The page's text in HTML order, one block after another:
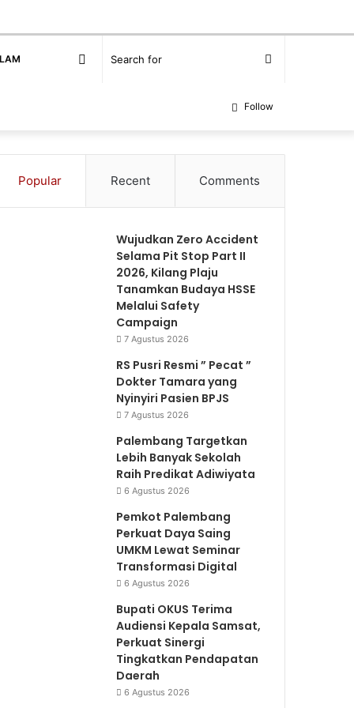
for
Random
Follow
Popular Recent Comments
Wujudkan Zero Accident
Selama Pit Stop Part II
2026, Kilang Plaju
Tanamkan Budaya HSSE
Melalui Safety
Campaign
7 Agustus 2026
RS Pusri Resmi ” Pecat ”
Dokter Tamara yang
Nyinyiri Pasien BPJS
7 Agustus 2026
Palembang Targetkan
Lebih Banyak Sekolah
Raih Predikat Adiwiyata
6 Agustus 2026
Pemkot Palembang
Perkuat Daya Saing
UMKM Lewat Seminar
Transformasi Digital
6 Agustus 2026
Bupati OKUS Terima
Audiensi Kepala Samsat,
Perkuat Sinergi
Tingkatkan Pendapatan
Daerah
6 Agustus 2026